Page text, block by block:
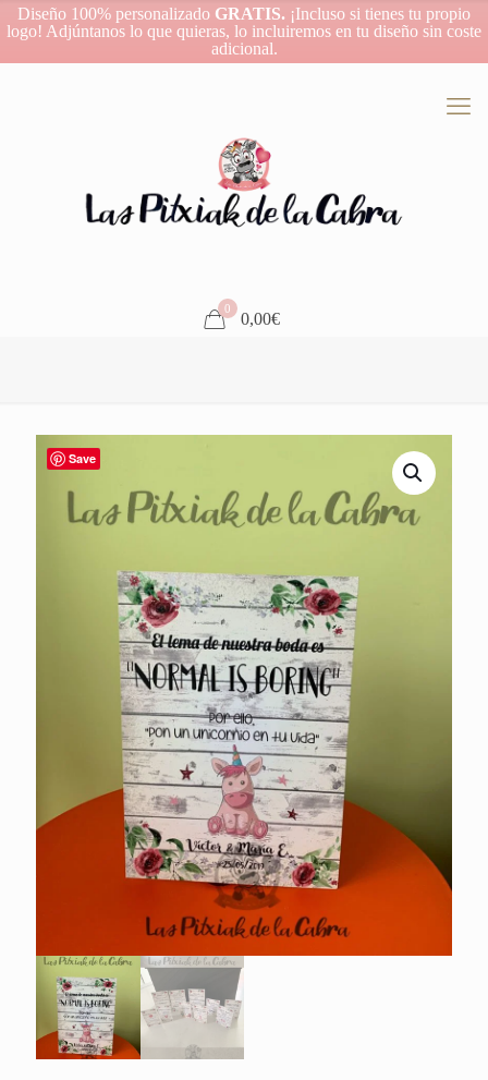
Diseño 100% personalizado GRATIS. ¡Incluso si tienes tu propio
logo! Adjúntanos lo que quieras, lo incluiremos en tu diseño sin coste
adicional.
0
0,00€
Save